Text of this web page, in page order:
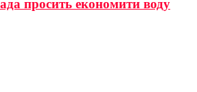
просить економити воду